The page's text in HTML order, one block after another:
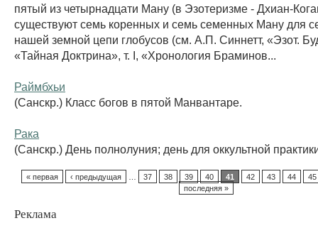
пятый из четырнадцати Ману (в Эзотеризме - Дхиан-
существуют семь коренных и семь семенных Ману для
нашей земной цепи глобусов (см. А.П. Синнетт, «Эзот.
«Тайная Доктрина», т. I, «Хронология Браминов...
Раймбхьи
(Санскр.) Класс богов в пятой Манвантаре.
Рака
(Санскр.) День полнолуния; день для оккультной
« первая ‹ предыдущая 37 38 39 40 41 42 43 44
45
последняя »
Реклама